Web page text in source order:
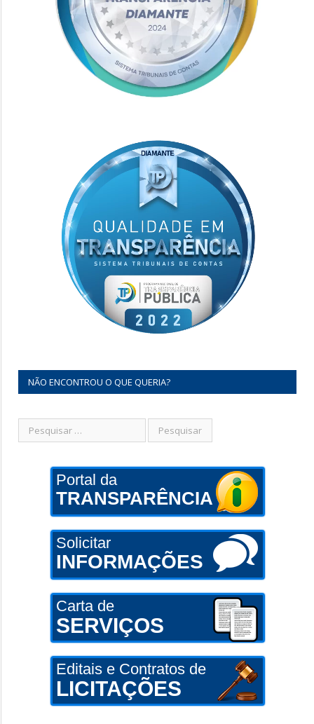
NÃO ENCONTROU O QUE QUERIA?
Portal da
TRANSPARÊNCIA
Solicitar
INFORMAÇÕES
Carta de
SERVIÇOS
Editais e Contratos de
LICITAÇÕES